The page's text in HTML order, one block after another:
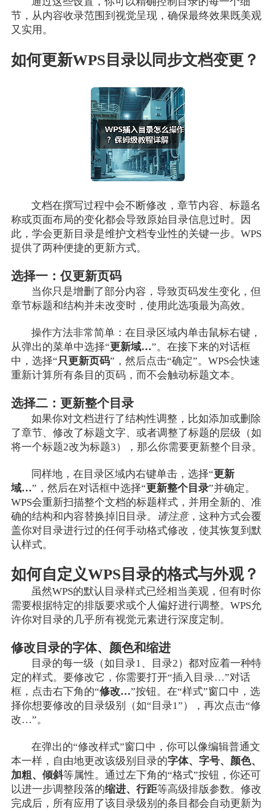
节，从内容收录范围到视觉呈现，确保最终效果既美观
又实用。
如何更新WPS目录以同步文档变更？
文档在撰写过程中会不断修改，章节内容、标题名
称或页面布局的变化都会导致原始目录信息过时。因
此，学会更新目录是维护文档专业性的关键一步。WPS
提供了两种便捷的更新方式。
选择一：仅更新页码
当你只是增删了部分内容，导致页码发生变化，但
章节标题和结构并未改变时，使用此选项最为高效。
操作方法非常简单：在目录区域内单击鼠标右键，
从弹出的菜单中选择“更新域…”。在接下来的对话框
中，选择“只更新页码”，然后点击“确定”。WPS会快速
重新计算所有条目的页码，而不会触动标题文本。
选择二：更新整个目录
如果你对文档进行了结构性调整，比如添加或删除
了章节、修改了标题文字、或者调整了标题的层级（如
将一个标题2改为标题3），那么你需要更新整个目录。
同样地，在目录区域内右键单击，选择“更新
域…”，然后在对话框中选择“更新整个目录”并确定。
WPS会重新扫描整个文档的标题样式，并用全新的、准
确的结构和内容替换掉旧目录。
请注意，这种方式会覆
盖你对目录进行过的任何手动格式修改，使其恢复到默
认样式。
如何自定义WPS目录的格式与外观？
虽然WPS的默认目录样式已经相当美观，但有时你
需要根据特定的排版要求或个人偏好进行调整。WPS允
许你对目录的几乎所有视觉元素进行深度定制。
修改目录的字体、颜色和缩进
目录的每一级（如目录1、目录2）都对应着一种特
定的样式。要修改它，你需要打开“插入目录…”对话
框，点击右下角的“修改…”按钮。在“样式”窗口中，选
择你想要修改的目录级别（如“目录1”），再次点击“修
改…”。
在弹出的“修改样式”窗口中，你可以像编辑普通文
本一样，自由地更改该级别目录的字体、字号、颜色、
加粗、倾斜等属性。通过左下角的“格式”按钮，你还可
以进一步调整段落的缩进、行距等高级排版参数。修改
完成后，所有应用了该目录级别的条目都会自动更新为